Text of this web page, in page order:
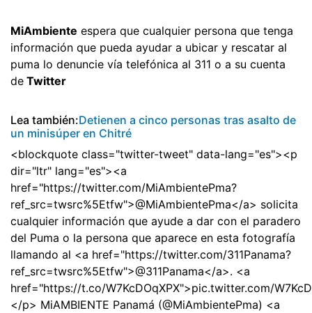
MiAmbiente espera que cualquier persona que tenga
información que pueda ayudar a ubicar y rescatar al
puma lo denuncie vía telefónica al 311 o a su cuenta
de Twitter
Lea también:Detienen a cinco personas tras asalto de
un minisúper en Chitré
<blockquote class="twitter-tweet" data-lang="es"><p
dir="ltr" lang="es"><a
href="https://twitter.com/MiAmbientePma?
ref_src=twsrc%5Etfw">@MiAmbientePma</a> solicita
cualquier información que ayude a dar con el paradero
del Puma o la persona que aparece en esta fotografía
llamando al <a href="https://twitter.com/311Panama?
ref_src=twsrc%5Etfw">@311Panama</a>. <a
href="https://t.co/W7KcDOqXPX">pic.twitter.com/
</p> MiAMBIENTE Panamá (@MiAmbientePma) <a